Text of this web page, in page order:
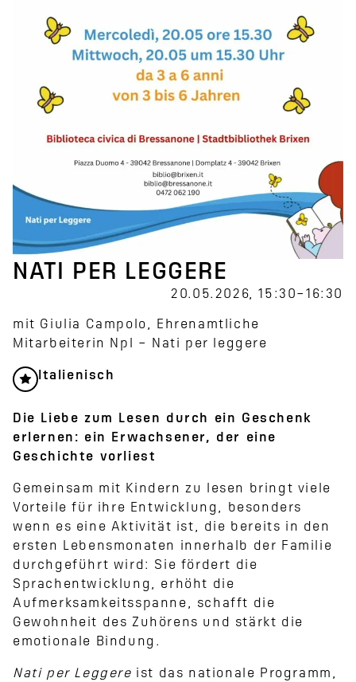
NATI PER LEGGERE
20.05.2026, 15:30–16:30
mit Giulia Campolo, Ehrenamtliche
Mitarbeiterin Npl – Nati per leggere
Italienisch
Die Liebe zum Lesen durch ein Geschenk
erlernen: ein Erwachsener, der eine
Geschichte vorliest
Gemeinsam mit Kindern zu lesen bringt viele
Vorteile für ihre Entwicklung, besonders
wenn es eine Aktivität ist, die bereits in den
ersten Lebensmonaten innerhalb der Familie
durchgeführt wird: Sie fördert die
Sprachentwicklung, erhöht die
Aufmerksamkeitsspanne, schafft die
Gewohnheit des Zuhörens und stärkt die
emotionale Bindung.
Nati per Leggere ist das nationale Programm,